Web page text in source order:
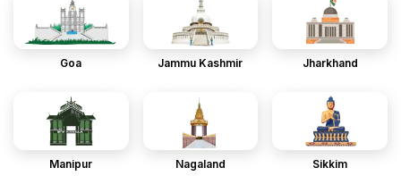
Goa Jammu Kashmir Jharkhand
Manipur Nagaland Sikkim